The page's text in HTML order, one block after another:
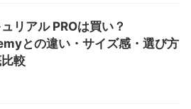
リアル PROは買い？
との違い・サイズ感・選び方
較